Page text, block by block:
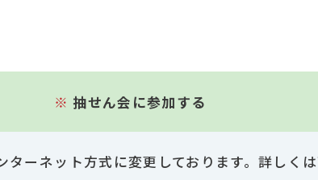
※ 抽せん会に参加する
ーネット方式に変更しております。詳しく